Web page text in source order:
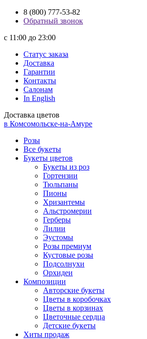
8 (800) 777-53-82
Обратный звонок
с 11:00 до 23:00
Статус заказа
Доставка
Гарантии
Контакты
Салонам
In English
Доставка цветов
в Комсомольске-на-Амуре
Розы
Все букеты
Букеты цветов
Букеты из роз
Гортензии
Тюльпаны
Пионы
Хризантемы
Альстромерии
Герберы
Лилии
Эустомы
Розы премиум
Кустовые розы
Подсолнухи
Орхидеи
Композиции
Авторские букеты
Цветы в коробочках
Цветы в корзинах
Цветочные сердца
Детские букеты
Хиты продаж